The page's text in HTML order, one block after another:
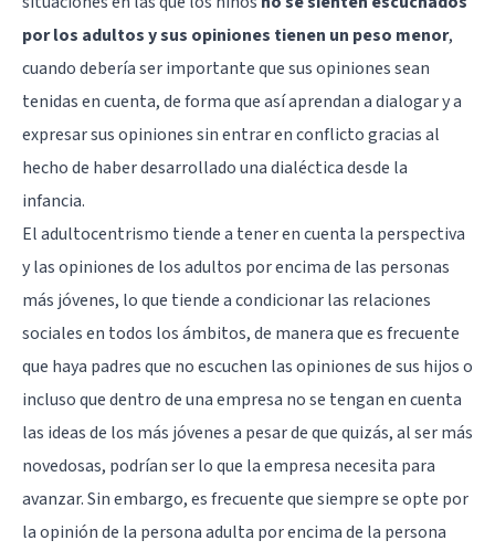
por los adultos y sus opiniones tienen un peso menor,
cuando debería ser importante que sus opiniones sean
tenidas en cuenta, de forma que así aprendan a dialogar y a
expresar sus opiniones sin entrar en conflicto gracias al
hecho de haber desarrollado una dialéctica desde la
infancia.
El adultocentrismo tiende a tener en cuenta la perspectiva
y las opiniones de los adultos por encima de las personas
más jóvenes, lo que tiende a condicionar las relaciones
sociales en todos los ámbitos, de manera que es frecuente
que haya padres que no escuchen las opiniones de sus hijos o
incluso que dentro de una empresa no se tengan en cuenta
las ideas de los más jóvenes a pesar de que quizás, al ser más
novedosas, podrían ser lo que la empresa necesita para
avanzar. Sin embargo, es frecuente que siempre se opte por
la opinión de la persona adulta por encima de la persona